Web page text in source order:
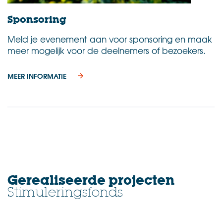
Sponsoring
Meld je evenement aan voor sponsoring en maak
meer mogelijk voor de deelnemers of bezoekers.
MEER INFORMATIE
Gerealiseerde projecten
Stimuleringsfonds